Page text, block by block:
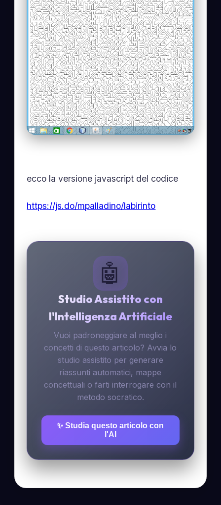
ecco la versione javascript del codice
https://js.do/mpalladino/labirinto
🤖
Studio Assistito con
l'Intelligenza Artificiale
Vuoi padroneggiare al meglio i
concetti di questo articolo? Avvia lo
studio assistito per generare
riassunti automatici, mappe
concettuali o farti interrogare con il
metodo socratico.
✨ Studia questo articolo con
l'AI